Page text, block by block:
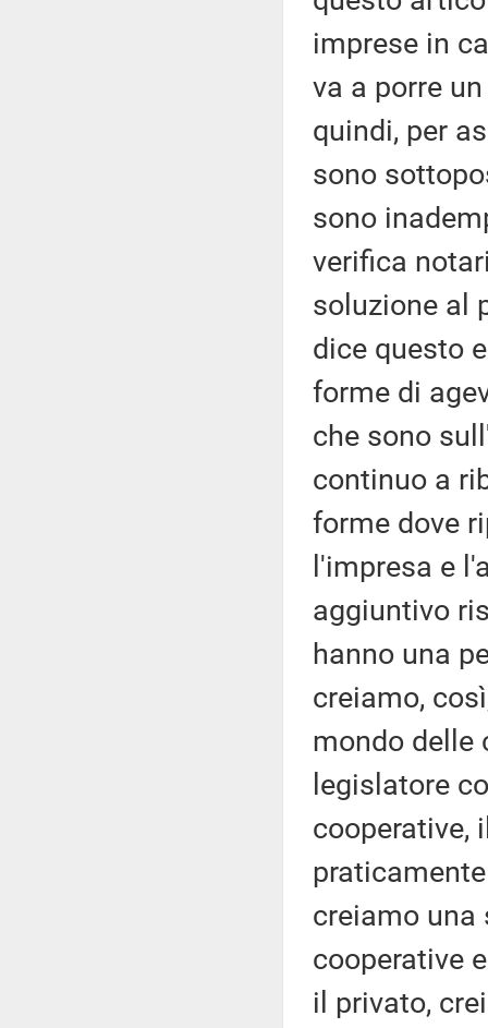
imprese in
va a porre
quindi, per
sono
sono
verifica
soluzione al
dice questo
forme di
che sono
continuo a
forme dove
l'impresa e
aggiuntivo
hanno una
creiamo,
mondo delle
legislatore
cooperative,
creiamo una
cooperative
il privato,